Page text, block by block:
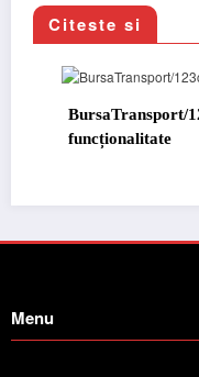
Citeste si
BursaTransport/
funcționalitate
Menu